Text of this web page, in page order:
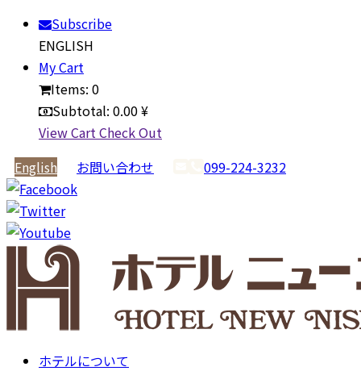
Subscribe
ENGLISH
My Cart
Items: 0
Subtotal: 0.00 ¥
View CartCheck Out
English
お問い合わせ 099-224-3232
ホテルについて